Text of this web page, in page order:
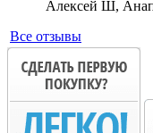
Алексей Ш,
Все отзывы